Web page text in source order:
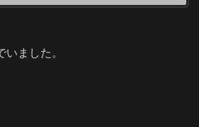
ました。